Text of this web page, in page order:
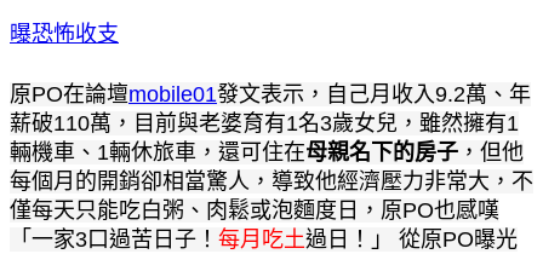
曝恐怖收支
原PO在論壇mobile01發文表示，自己月收入9.2萬、年
薪破110萬，目前與老婆育有1名3歲女兒，雖然擁有1
輛機車、1輛休旅車，還可住在母親名下的房子 ，但他
每個月的開銷卻相當驚人，導致他經濟壓力非常大，不
僅每天只能吃白粥、肉鬆或泡麵度日，原PO也感嘆
「一家3口過苦日子！ 每月吃土過日！」 從原PO曝光